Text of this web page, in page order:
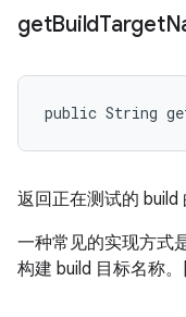
getBuildTarget
public String
返回正在测试的 build
一种常见的实现方式
构建 build 目标名称